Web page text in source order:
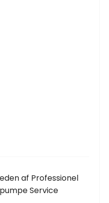
af Professionel
Service